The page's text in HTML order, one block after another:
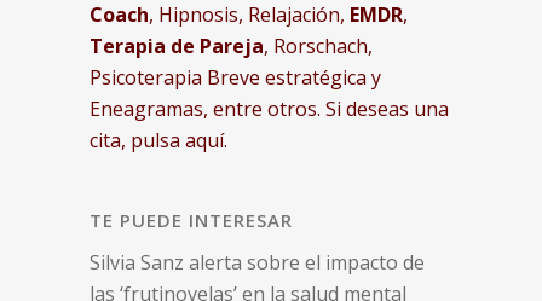
Coach, Hipnosis, Relajación, EMDR,
Terapia de Pareja, Rorschach,
Psicoterapia Breve estratégica y
Eneagramas, entre otros. Si deseas una
cita, pulsa aquí.
TE PUEDE INTERESAR
Silvia Sanz alerta sobre el impacto de
las ‘frutinovelas’ en la salud mental